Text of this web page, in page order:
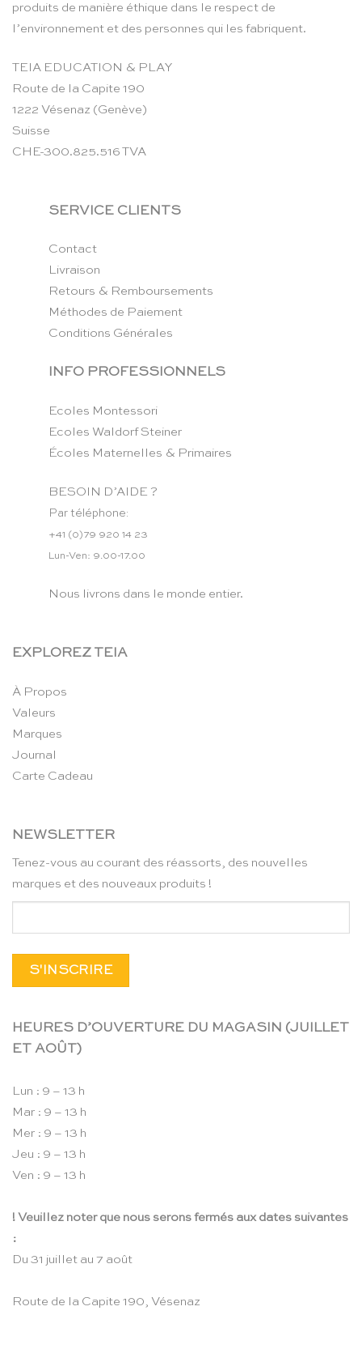
produits de manière éthique dans le respect de
l’environnement et des personnes qui les fabriquent.
TEIA EDUCATION & PLAY
Route de la Capite 190
1222 Vésenaz (Genève)
Suisse
CHE-300.825.516 TVA
SERVICE CLIENTS
Contact
Livraison
Retours & Remboursements
Méthodes de Paiement
Conditions Générales
INFO PROFESSIONNELS
Ecoles Montessori
Ecoles Waldorf Steiner
Écoles Maternelles & Primaires
BESOIN D’AIDE ?
Par téléphone:
+41 (0)79 920 14 23
Lun-Ven: 9.00-17.00
Nous livrons dans le monde entier.
EXPLOREZ TEIA
À Propos
Valeurs
Marques
Journal
Carte Cadeau
NEWSLETTER
Tenez-vous au courant des réassorts, des nouvelles
marques et des nouveaux produits !
HEURES D’OUVERTURE DU MAGASIN (JUILLET
ET AOÛT)
Lun : 9 – 13 h
Mar : 9 – 13 h
Mer : 9 – 13 h
Jeu : 9 – 13 h
Ven : 9 – 13 h
! Veuillez noter que nous serons fermés aux dates suivantes
:
Du 31 juillet au 7 août
Route de la Capite 190, Vésenaz